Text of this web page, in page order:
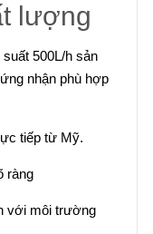
lượng
500L/h sản
nhận phù hợp
tiếp từ Mỹ.
ràng
với môi trường